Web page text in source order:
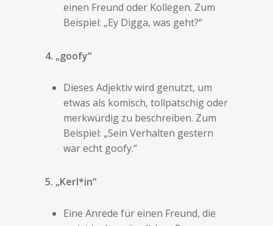
einen Freund oder Kollegen. Zum
Beispiel: „Ey Digga, was geht?“
4. „goofy“
Dieses Adjektiv wird genutzt, um
etwas als komisch, tollpatschig oder
merkwürdig zu beschreiben. Zum
Beispiel: „Sein Verhalten gestern
war echt goofy.“
5. „Kerl*in“
Eine Anrede für einen Freund, die